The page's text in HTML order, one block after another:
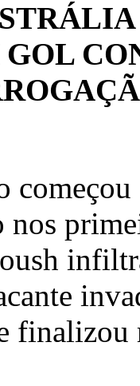
nos
finalizou